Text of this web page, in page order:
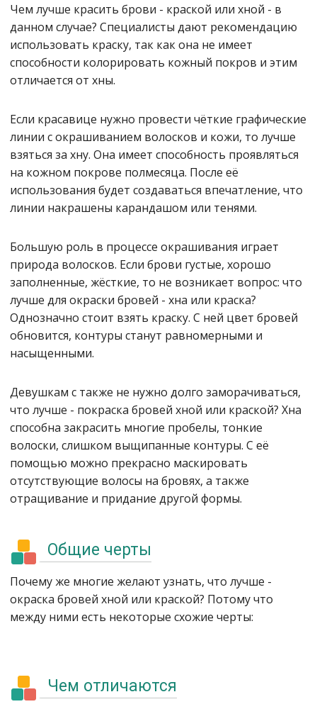
Чем лучше красить брови - краской или хной - в
данном случае? Специалисты дают рекомендацию
использовать краску, так как она не имеет
способности колорировать кожный покров и этим
отличается от хны.
Если красавице нужно провести чёткие графические
линии с окрашиванием волосков и кожи, то лучше
взяться за хну. Она имеет способность проявляться
на кожном покрове полмесяца. После её
использования будет создаваться впечатление, что
линии накрашены карандашом или тенями.
Большую роль в процессе окрашивания играет
природа волосков. Если брови густые, хорошо
заполненные, жёсткие, то не возникает вопрос: что
лучше для окраски бровей - хна или краска?
Однозначно стоит взять краску. С ней цвет бровей
обновится, контуры станут равномерными и
насыщенными.
Девушкам с также не нужно долго заморачиваться,
что лучше - покраска бровей хной или краской? Хна
способна закрасить многие пробелы, тонкие
волоски, слишком выщипанные контуры. С её
помощью можно прекрасно маскировать
отсутствующие волосы на бровях, а также
отращивание и придание другой формы.
Общие черты
Почему же многие желают узнать, что лучше -
окраска бровей хной или краской? Потому что
между ними есть некоторые схожие черты:
Чем отличаются